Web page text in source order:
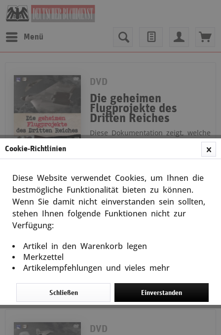
Menü
Merken
DVD
Die geheimen
Flugprojekte des
Dritten Reiches
Diese Dokumentation zeigt, welche
bahnbrechenden Konstruktionen
auf deutscher Seite entwickelt,
Bachem-Natter, der...
weiterlesen
In denWarenkorb
12,99 € *
DVD
Cookie-Richtlinien
Diese Website verwendet Cookies, um Ihnen die
bestmögliche Funktionalität bieten zu können.
Wenn Sie damit nicht einverstanden sein sollten,
stehen Ihnen folgende Funktionen nicht zur
Verfügung:
Artikel in den Warenkorb legen
Merkzettel
Artikelempfehlungen und vieles mehr
Einverstanden
Schließen